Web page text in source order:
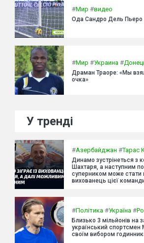
#Мир #видео
Ода Сандро Дель Пьеро
#Мир #Украина #
Драман Траоре: «Мы
очка»
У тренді
#Азербайджан #Тарас
Динамо зустрінеться з
Шахтаря, а наступним
суперником може стати
вихованець цієї
#Політика #Україна #
Близько 3 мільйонів на
український спортсмен
своїм вибором